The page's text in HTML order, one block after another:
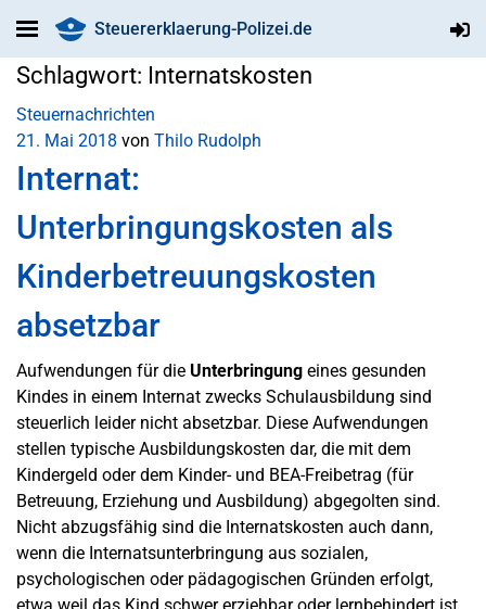
Steuererklaerung-Polizei.de
Schlagwort: Internatskosten
Steuernachrichten
21. Mai 2018 von Thilo Rudolph
Internat:
Unterbringungskosten als
Kinderbetreuungskosten
absetzbar
Aufwendungen für die Unterbringung eines gesunden
Kindes in einem Internat zwecks Schulausbildung sind
steuerlich leider nicht absetzbar. Diese Aufwendungen
stellen typische Ausbildungskosten dar, die mit dem
Kindergeld oder dem Kinder- und BEA-Freibetrag (für
Betreuung, Erziehung und Ausbildung) abgegolten sind.
Nicht abzugsfähig sind die Internatskosten auch dann,
wenn die Internatsunterbringung aus sozialen,
psychologischen oder pädagogischen Gründen erfolgt,